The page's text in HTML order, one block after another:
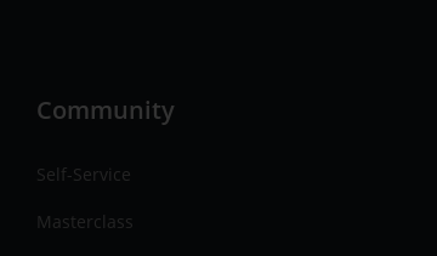
Community
Self-Service
Masterclass